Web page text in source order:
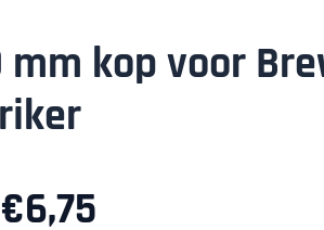
mm kop voor
€6,75